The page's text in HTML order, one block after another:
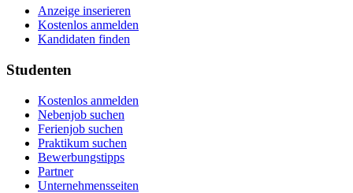
Anzeige inserieren
Kostenlos anmelden
Kandidaten finden
Studenten
Kostenlos anmelden
Nebenjob suchen
Ferienjob suchen
Praktikum suchen
Bewerbungstipps
Partner
Unternehmensseiten